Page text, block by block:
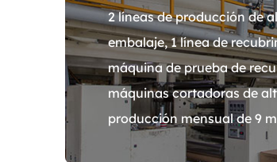
2 líneas de producción de
embalaje, 1 línea de
máquina de prueba de
máquinas cortadoras de
producción mensual de 9